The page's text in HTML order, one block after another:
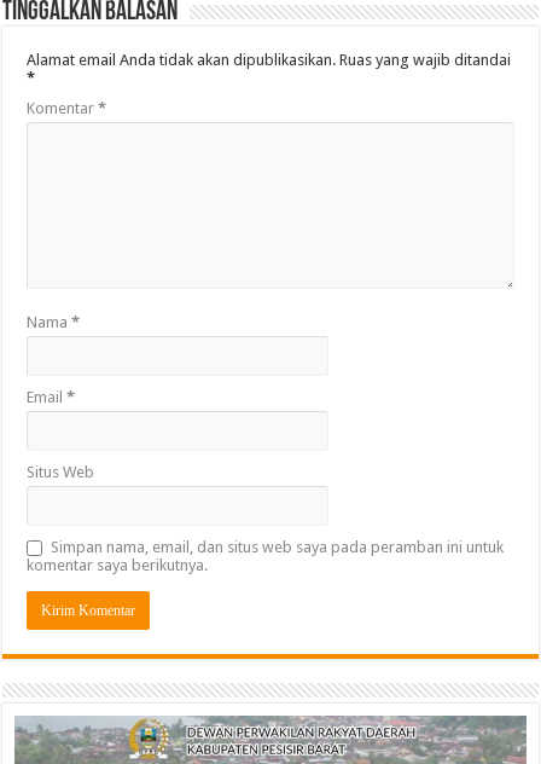
Tinggalkan Balasan
Alamat email Anda tidak akan dipublikasikan. Ruas yang wajib ditandai
*
Komentar*
Nama*
Email*
Situs Web
Simpan nama, email, dan situs web saya pada peramban ini untuk
komentar saya berikutnya.